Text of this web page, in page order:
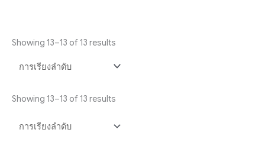
Showing 13–13 of 13 results
Showing 13–13 of 13 results